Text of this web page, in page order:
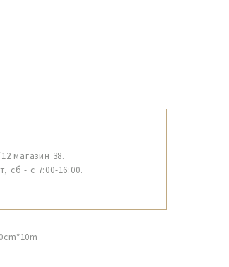
магазин 38.
сб - с 7:00-16:00.